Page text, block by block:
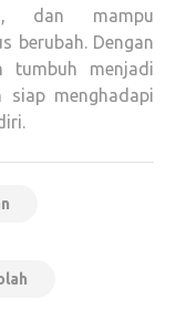
dan mampu
berubah. Dengan
tumbuh menjadi
menghadapi